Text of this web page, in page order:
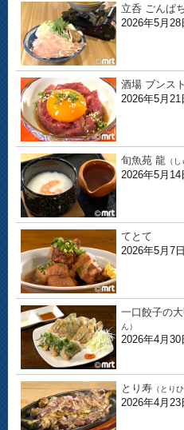
立呑 ごんぱ
2026年5月
酒場 ブンスト
2026年5月
旬魚苑 龍 （
2026年5月
てとて
2026年5月7
一口餃子の
ん）
2026年4月
とり寿 （とりひ
2026年4月